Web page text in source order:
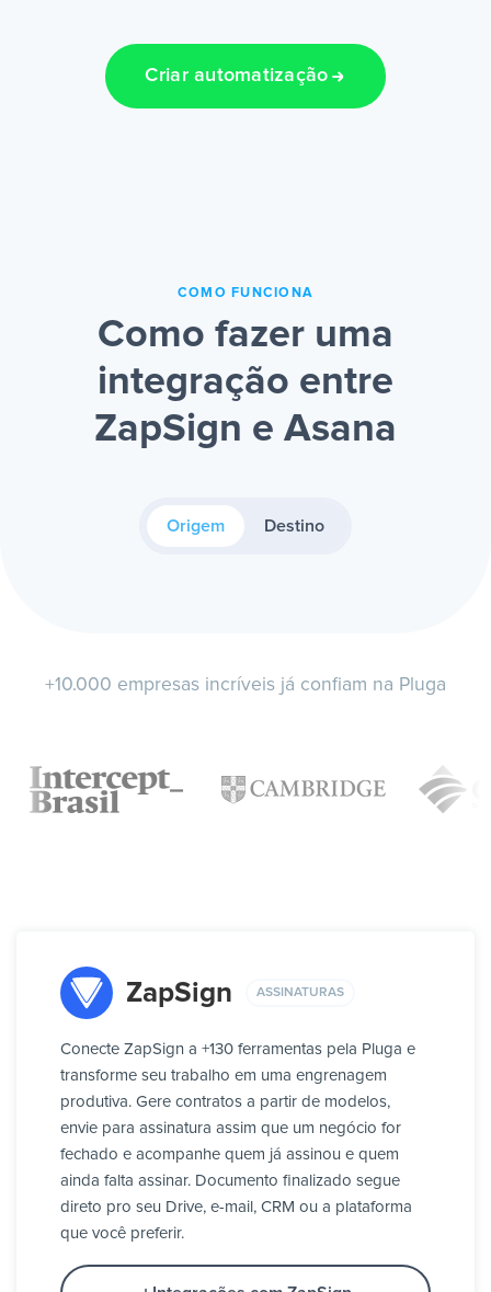
Criar automatização
COMO FUNCIONA
Como fazer uma
integração entre
ZapSign e Asana
Origem Destino
+10.000 empresas incríveis já confiam na Pluga
ZapSign ASSINATURAS
Conecte ZapSign a +130 ferramentas pela Pluga e
transforme seu trabalho em uma engrenagem
produtiva. Gere contratos a partir de modelos,
envie para assinatura assim que um negócio for
fechado e acompanhe quem já assinou e quem
ainda falta assinar. Documento finalizado segue
direto pro seu Drive, e-mail, CRM ou a plataforma
que você preferir.